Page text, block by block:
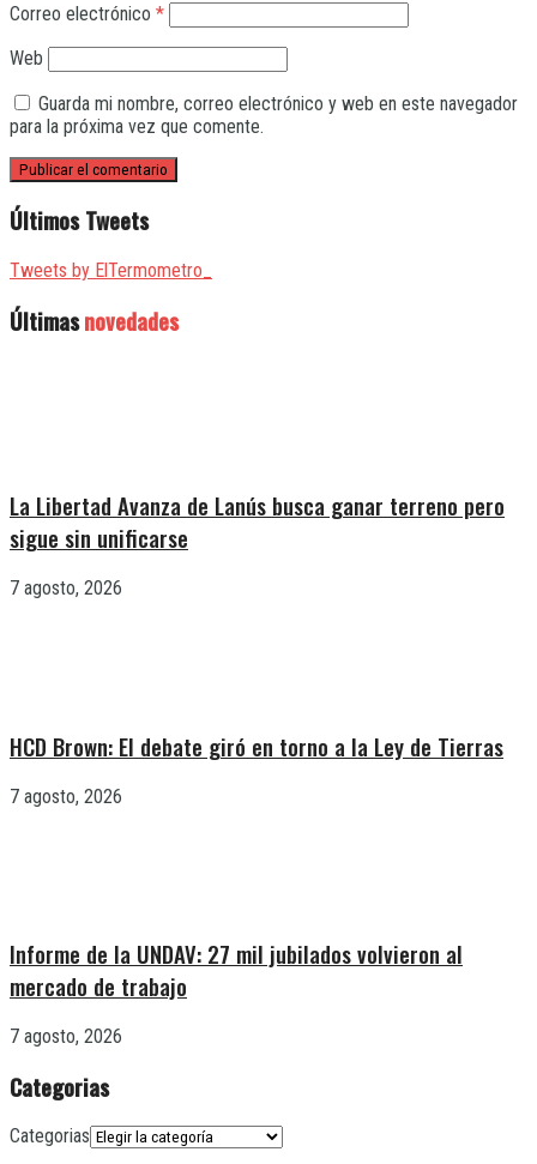
Correo electrónico *
Web
Guarda mi nombre, correo electrónico y web en este navegador
para la próxima vez que comente.
Últimos Tweets
Tweets by ElTermometro_
Últimasnovedades
La Libertad Avanza de Lanús busca ganar terreno pero
sigue sin unificarse
7 agosto, 2026
HCD Brown: El debate giró en torno a la Ley de Tierras
7 agosto, 2026
Informe de la UNDAV: 27 mil jubilados volvieron al
mercado de trabajo
7 agosto, 2026
Categorias
Categorias